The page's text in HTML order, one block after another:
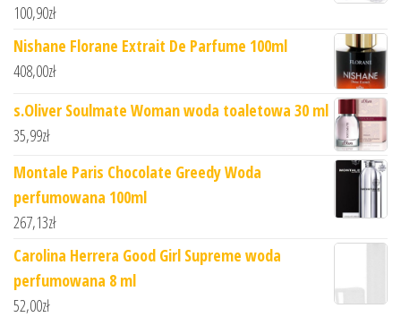
100,90zł
Nishane Florane Extrait De Parfume 100ml
408,00zł
s.Oliver Soulmate Woman woda toaletowa 30 ml
35,99zł
Montale Paris Chocolate Greedy Woda
perfumowana 100ml
267,13zł
Carolina Herrera Good Girl Supreme woda
perfumowana 8 ml
52,00zł